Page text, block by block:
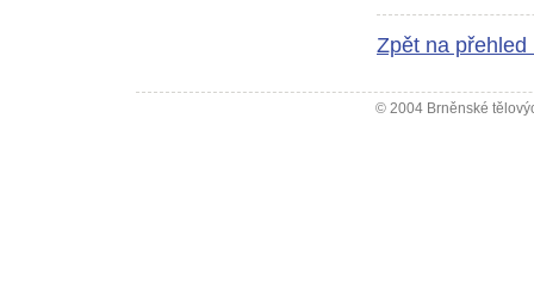
Zpět na přehled
© 2004 Brněnské